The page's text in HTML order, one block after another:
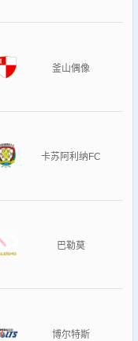
釜山偶像
卡苏阿利纳FC
巴勒莫
博尔特斯